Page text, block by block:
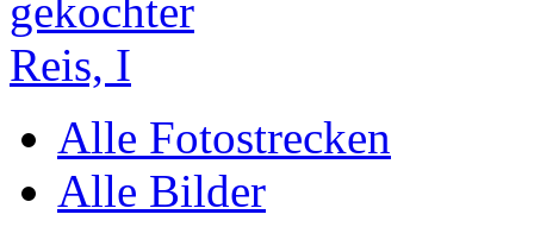
Alle Fotostrecken
Alle Bilder